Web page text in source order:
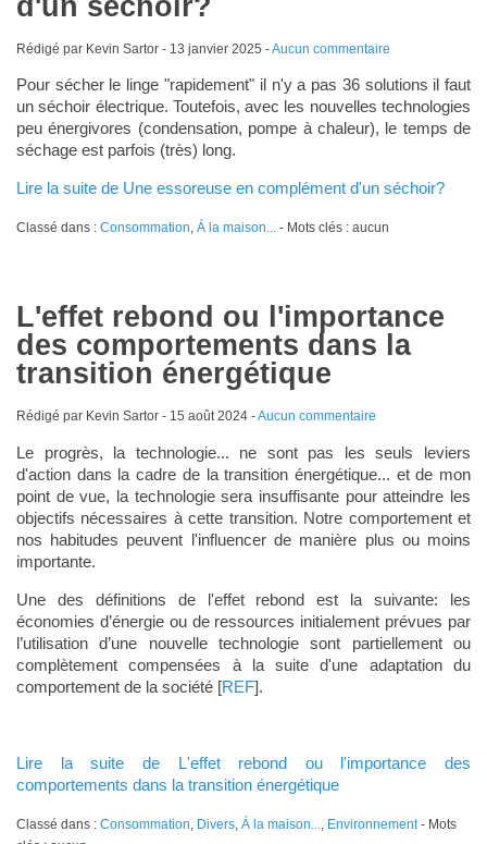
Rédigé par Kevin Sartor - 13 janvier 2025 -Aucun commentaire
Pour sécher le linge "rapidement" il n'y a pas 36 solutions il faut
un séchoir électrique. Toutefois, avec les nouvelles technologies
peu énergivores (condensation, pompe à chaleur), le temps de
séchage est parfois (très) long.
Lire la suite de Une essoreuse en complément d'un séchoir?
Classé dans : Consommation, Á la maison...- Mots clés : aucun
L'effet rebond ou l'importance
des comportements dans la
transition énergétique
Rédigé par Kevin Sartor - 15 août 2024-Aucun commentaire
Le progrès, la technologie... ne sont pas les seuls leviers
d'action dans la cadre de la transition énergétique... et de mon
point de vue, la technologie sera insuffisante pour atteindre les
objectifs nécessaires à cette transition. Notre comportement et
nos habitudes peuvent l'influencer de manière plus ou moins
importante.
Une des définitions de l'effet rebond est la suivante: les
économies d’énergie ou de ressources initialement prévues par
l’utilisation d’une nouvelle technologie sont partiellement ou
complètement compensées à la suite d'une adaptation du
comportement de la société [REF].
Lire la suite de L'effet rebond ou l'importance des
comportements dans la transition énergétique
Classé dans : Consommation, Divers, Á la maison..., Environnement- Mots